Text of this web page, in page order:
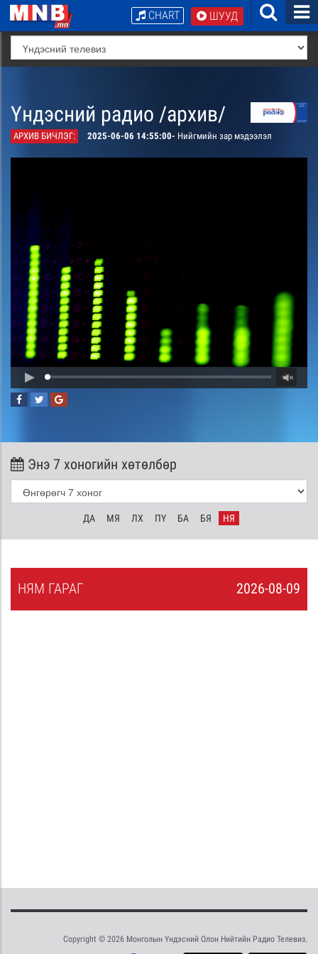
ШУУД
CHART
Үндэсний радио /архив/
АРХИВ БИЧЛЭГ: 2025-06-06 14:55:00- Нийгмийн зар мэдээлэл
Энэ 7 хоногийн хөтөлбөр
ДА МЯ ЛХ ПҮ БА БЯ НЯ
2026-08-09
НЯМ ГАРАГ
Copyright © 2026 Монголын Үндэсний Олон Нийтийн Радио Телевиз.